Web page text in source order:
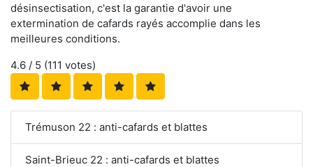
désinsectisation, c'est la garantie d'avoir une
extermination de cafards rayés accomplie dans les
meilleures conditions.
4.6 / 5 (111 votes)
Trémuson 22 : anti-cafards et blattes
Saint-Brieuc 22 : anti-cafards et blattes